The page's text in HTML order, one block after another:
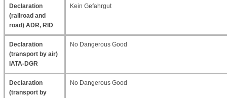
Declaration
(railroad and
road) ADR, RID
Kein Gefahrgut
Declaration
(transport by air)
IATA-DGR
No Dangerous Good
Declaration
(transport by
No Dangerous Good